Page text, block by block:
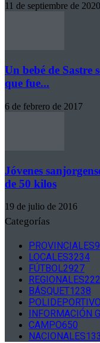
11 de septiembre de 2020
Un bebé de Sastre
que fue...
6 de febrero de 2017
Jóvenes
de 50 kilos
19 de julio de 2016
Categorías
PROVINCIALES
LOCALES3234
FÚTBOL2927
REGIONALES
BÁSQUET1238
POLIDEPORTIVO
INFORMACIÓN
CAMPO650
NACIONALES133